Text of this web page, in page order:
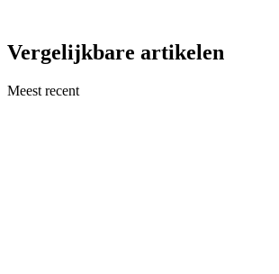
Vergelijkbare artikelen
Meest recent